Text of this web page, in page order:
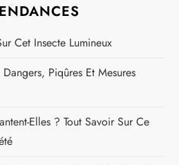
Cet Insecte Lumineux
Piqûres Et Mesures
Elles ? Tout Savoir Sur Ce